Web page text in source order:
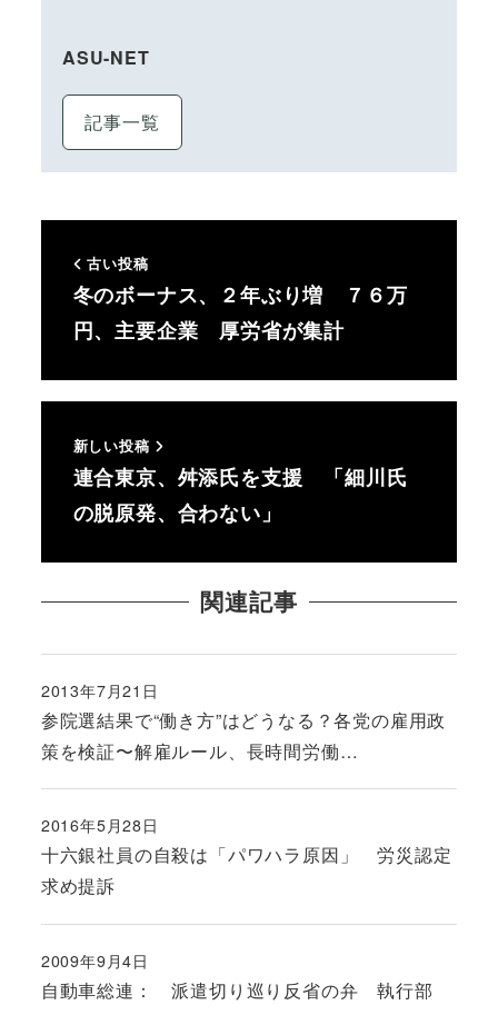
ASU-NET
記事一覧
古い投稿
冬のボーナス、２年ぶり増 ７６万
円、主要企業 厚労省が集計
新しい投稿
連合東京、舛添氏を支援 「細川氏
の脱原発、合わない」
関連記事
参院選結果で“働き方”はどうなる？各党の雇用政
策を検証〜解雇ルール、長時間労働…
投稿日
2013年7月21日
十六銀社員の自殺は「パワハラ原因」 労災認定
求め提訴
投稿日
2016年5月28日
自動車総連： 派遣切り巡り反省の弁 執行部
投稿日
2009年9月4日